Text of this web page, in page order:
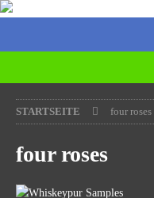
STARTSEITE four roses
four roses